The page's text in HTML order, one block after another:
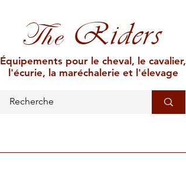
TheRiders
Équipements pour le cheval, le cavalier,
l'écurie, la maréchalerie et l'élevage